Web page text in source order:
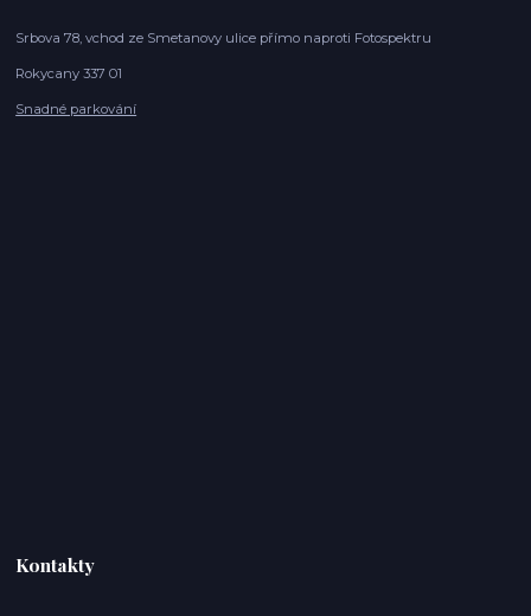
Srbova 78, vchod ze Smetanovy ulice přímo naproti Fotospektru
Rokycany 337 01
Snadné parkování
Kontakty